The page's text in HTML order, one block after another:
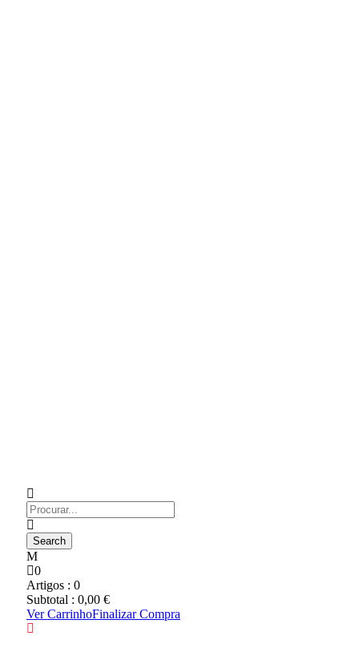
0
Artigos : 0
Subtotal : 0,00 €
Ver CarrinhoFinalizar Compra